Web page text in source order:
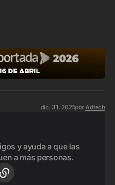
dic. 31, 2025por Adtech
y ayuda a que las
a más personas.